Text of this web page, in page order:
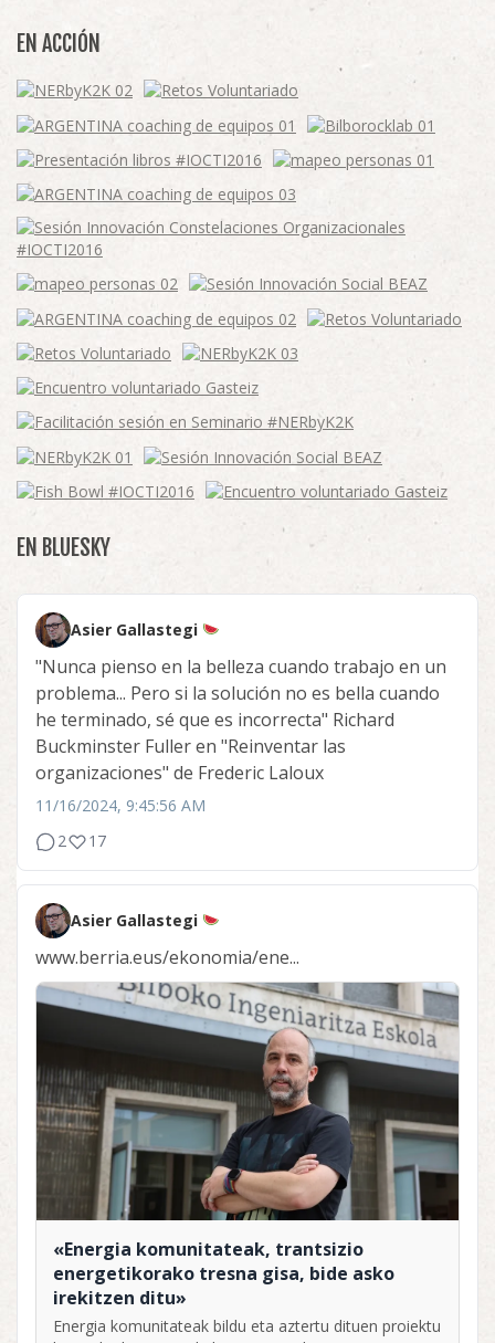
EN ACCIÓN
EN BLUESKY
Asier Gallastegi
"Nunca pienso en la belleza cuando trabajo en un
problema... Pero si la solución no es bella cuando
he terminado, sé que es incorrecta" Richard
Buckminster Fuller en "Reinventar las
organizaciones" de Frederic Laloux
11/16/2024, 9:45:56 AM
2
17
Asier Gallastegi
www.berria.eus/ekonomia/ene...
«Energia komunitateak, trantsizio
energetikorako tresna gisa, bide asko
irekitzen ditu»
Energia komunitateak bildu eta aztertu dituen proiektu